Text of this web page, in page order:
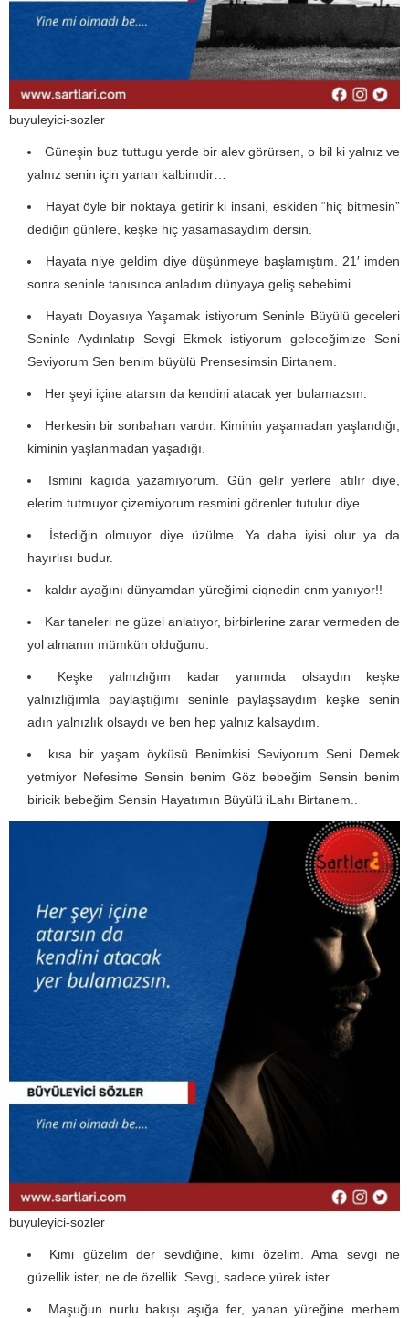
buyuleyici-sozler
Güneşin buz tuttugu yerde bir alev görürsen, o bil ki yalnız ve
yalnız senin için yanan kalbimdir…
Hayat öyle bir noktaya getirir ki insani, eskiden “hiç bitmesin”
dediğin günlere, keşke hiç yasamasaydım dersin.
Hayata niye geldim diye düşünmeye başlamıştım. 21′ imden
sonra seninle tanısınca anladım dünyaya geliş sebebimi…
Hayatı Doyasıya Yaşamak istiyorum Seninle Büyülü geceleri
Seninle Aydınlatıp Sevgi Ekmek istiyorum geleceğimize Seni
Seviyorum Sen benim büyülü Prensesimsin Birtanem.
Her şeyi içine atarsın da kendini atacak yer bulamazsın.
Herkesin bir sonbaharı vardır. Kiminin yaşamadan yaşlandığı,
kiminin yaşlanmadan yaşadığı.
Ismini kagıda yazamıyorum. Gün gelir yerlere atılır diye,
elerim tutmuyor çizemiyorum resmini görenler tutulur diye…
İstediğin olmuyor diye üzülme. Ya daha iyisi olur ya da
hayırlısı budur.
kaldır ayağını dünyamdan yüreğimi ciqnedin cnm yanıyor!!
Kar taneleri ne güzel anlatıyor, birbirlerine zarar vermeden de
yol almanın mümkün olduğunu.
Keşke yalnızlığım kadar yanımda olsaydın keşke
yalnızlığımla paylaştığımı seninle paylaşsaydım keşke senin
adın yalnızlık olsaydı ve ben hep yalnız kalsaydım.
kısa bir yaşam öyküsü Benimkisi Seviyorum Seni Demek
yetmiyor Nefesime Sensin benim Göz bebeğim Sensin benim
biricik bebeğim Sensin Hayatımın Büyülü iLahı Birtanem..
buyuleyici-sozler
Kimi güzelim der sevdiğine, kimi özelim. Ama sevgi ne
güzellik ister, ne de özellik. Sevgi, sadece yürek ister.
Maşuğun nurlu bakışı aşığa fer, yanan yüreğine merhem